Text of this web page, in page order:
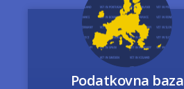
Podatkovna baza